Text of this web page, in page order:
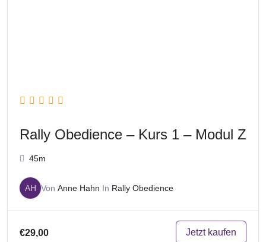
Rally Obedience – Kurs 1 – Modul Z
45m
AH Von Anne Hahn In Rally Obedience
€29,00 Jetzt kaufen